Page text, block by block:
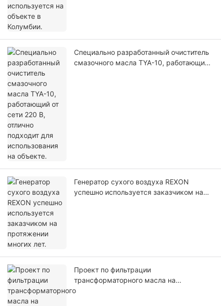
Специально разработанный очиститель
смазочного масла TYA-10, работающий
Генератор сухого воздуха REXON
успешно используется заказчиком на
Проект по фильтрации
трансформаторного масла на
электростанции в Малайзии